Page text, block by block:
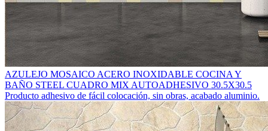
AZULEJO MOSAICO ACERO INOXIDABLE COCINA Y
BAÑO STEEL CUADRO MIX AUTOADHESIVO 30.5X30.5
Producto adhesivo de fácil colocación, sin obras, acabado aluminio.